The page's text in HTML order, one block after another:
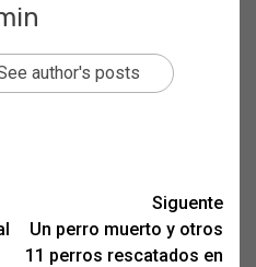
author's posts
Siguente
Un perro muerto y otros
11 perros rescatados en